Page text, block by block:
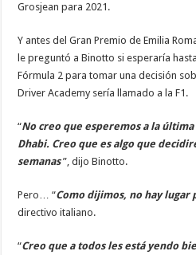
Grosjean para 2021.
Y antes del Gran Premio de Emilia
le preguntó a Binotto si esperaría
Fórmula 2 para tomar una decisión
Driver Academy sería llamado a la F1.
“No creo que esperemos a la
Dhabi. Creo que es algo que
semanas ”, dijo Binotto.
Pero… “Como dijimos, no hay lugar
directivo italiano.
“Creo que a todos les está yendo